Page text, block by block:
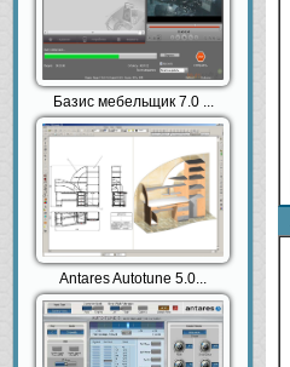
Базис мебельщик 7.0 ...
Antares Autotune 5.0...